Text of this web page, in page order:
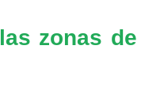
zonas de